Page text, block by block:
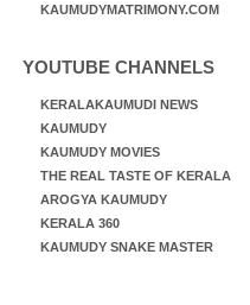
KAUMUDYMATRIMONY.COM
YOUTUBE CHANNELS
KERALAKAUMUDI NEWS
KAUMUDY
KAUMUDY MOVIES
THE REAL TASTE OF KERALA
AROGYA KAUMUDY
KERALA 360
KAUMUDY SNAKE MASTER